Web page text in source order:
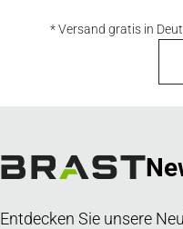
* Versand gratis in
Entdecken Sie unsere